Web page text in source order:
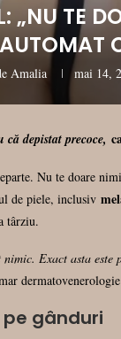
„NU TE
Amalia mai 14,
depistat precoce,
Nu te doare
de piele, inclusiv
târziu.
Exact asta
gânduri